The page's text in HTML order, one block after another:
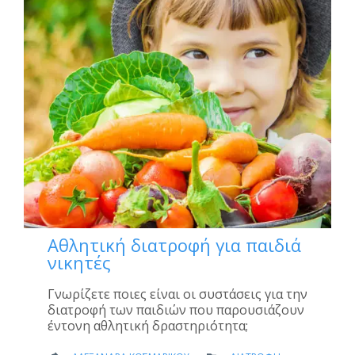
Αθλητική διατροφή για παιδιά
νικητές
Γνωρίζετε ποιες είναι οι συστάσεις για την
διατροφή των παιδιών που παρουσιάζουν
έντονη αθλητική δραστηριότητα;